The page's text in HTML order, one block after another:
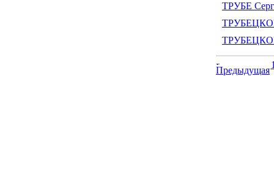
ТРУБЕ
ТРУБЕЦКОЙ
Предыдущая